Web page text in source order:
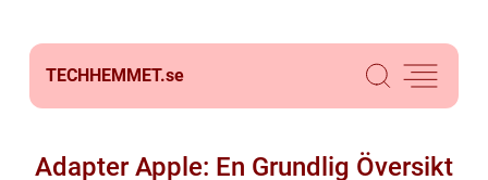
TECHHEMMET.se
Adapter Apple: En Grundlig Översikt